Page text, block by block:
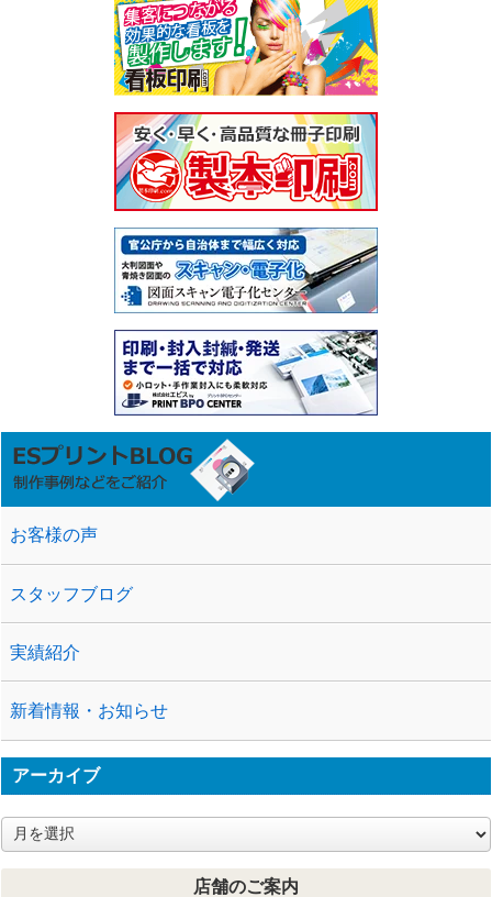
お客様の声
スタッフブログ
実績紹介
新着情報・お知らせ
アーカイブ
ア
ー
カ
店舗のご案内